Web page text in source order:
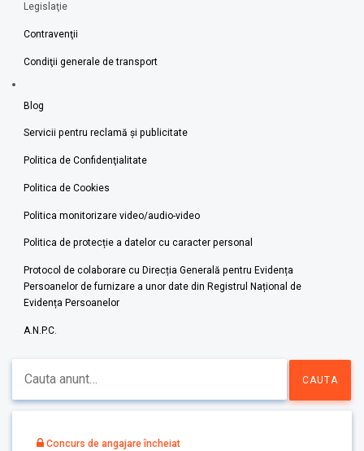
Legislaţie
Contravenţii
Condiţii generale de transport
Blog
Servicii pentru reclamă și publicitate
Politica de Confidenţialitate
Politica de Cookies
Politica monitorizare video/audio-video
Politica de protecție a datelor cu caracter personal
Protocol de colaborare cu Direcția Generală pentru Evidența
Persoanelor de furnizare a unor date din Registrul Național de
Evidența Persoanelor
A.N.P.C.
Concurs de angajare încheiat